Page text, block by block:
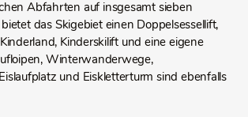
Abfahrten auf insgesamt sieben
das Skigebiet einen Doppelsessellift,
Kinderskilift und eine eigene
Winterwanderwege,
und Eiskletterturm sind ebenfalls